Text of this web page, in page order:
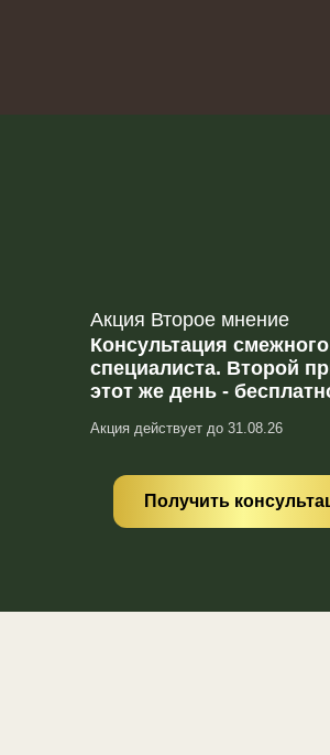
Акция Второе мнение
Консультация смежного
специалиста. Второй
этот же день -
Акция действует до 31.08.26
Получить